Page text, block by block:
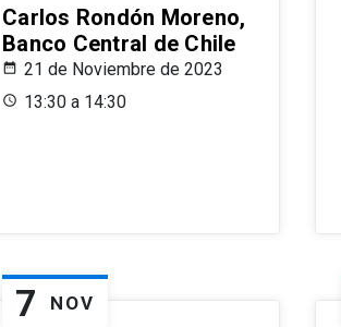
Carlos Rondón Moreno,
Banco Central de Chile
21 de Noviembre de 2023
13:30 a 14:30
7 NOV